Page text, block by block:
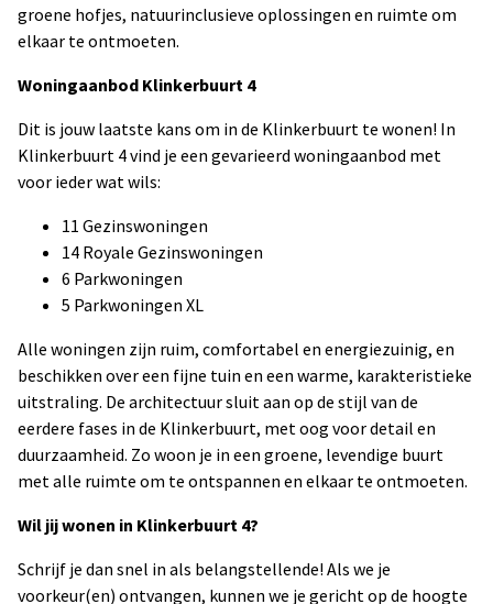
groene hofjes, natuurinclusieve oplossingen en ruimte om
elkaar te ontmoeten.
Woningaanbod Klinkerbuurt 4
Dit is jouw laatste kans om in de Klinkerbuurt te wonen! In
Klinkerbuurt 4 vind je een gevarieerd woningaanbod met
voor ieder wat wils:
11 Gezinswoningen
14 Royale Gezinswoningen
6 Parkwoningen
5 Parkwoningen XL
Alle woningen zijn ruim, comfortabel en energiezuinig, en
beschikken over een fijne tuin en een warme, karakteristieke
uitstraling. De architectuur sluit aan op de stijl van de
eerdere fases in de Klinkerbuurt, met oog voor detail en
duurzaamheid. Zo woon je in een groene, levendige buurt
met alle ruimte om te ontspannen en elkaar te ontmoeten.
Wil jij wonen in Klinkerbuurt 4?
Schrijf je dan snel in als belangstellende! Als we je
voorkeur(en) ontvangen, kunnen we je gericht op de hoogte